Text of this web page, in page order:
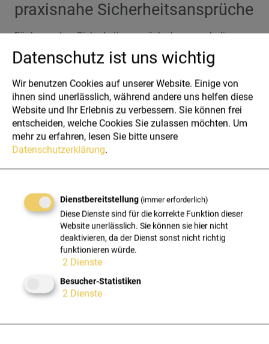
praxisnahe Sicherheitsansprüche
Für besondere Sicherheitsansprüche kann auch die
Möglichkeit einer adaptiven Authentifizierung in Betracht
gezogen werden, wie wir sie beispielsweise mit der
Hierbei werden der Kontext und das Benutzerverhalten
als weitere Faktoren herangezogen:
So können Sie beispielsweise Definieren, dass bei
der ersten Anmeldung am Arbeitsplatz in der Früh
eine MFA angewendet wird. Für den restlichen Tag
können Sie mit einem einfachen Single-Sign-On
außerhalb der gewöhnlichen Geschäftszeiten
versucht werden, kann dieser nur durch eine MFA
mit bspw. 3 Faktoren erfolgen.
Ebenso können Sie auch kontextabhängige
Zugriffsrichtlinien aufgrund von Faktoren wie Gerät,
Netzwerk, Standort oder IP-Adresse einrichten:
Möchten Sie sich beispielsweise aus der Firma ins
Netzwerk einloggen, wird nur das Passwort verlangt,
weiteren Faktor (PIN, Push-Tan, …) benötigen.
Datenschutz ist uns wichtig
Wir benutzen Cookies auf unserer Website. Einige von
ihnen sind unerlässlich, während andere uns helfen diese
Website und Ihr Erlebnis zu verbessern. Sie können frei
entscheiden, welche Cookies Sie zulassen möchten. Um
mehr zu erfahren, lesen Sie bitte unsere
Datenschutzerklärung.
Dienstbereitstellung (immer erforderlich)
Diese Dienste sind für die korrekte Funktion dieser
Website unerlässlich. Sie können sie hier nicht
deaktivieren, da der Dienst sonst nicht richtig
funktionieren würde.
2 Dienste
Besucher-Statistiken
2 Dienste